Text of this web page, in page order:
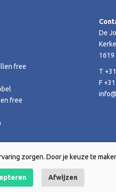
free
free
De
1619
T
F
zorgen. Door je keuze te
Afwijzen